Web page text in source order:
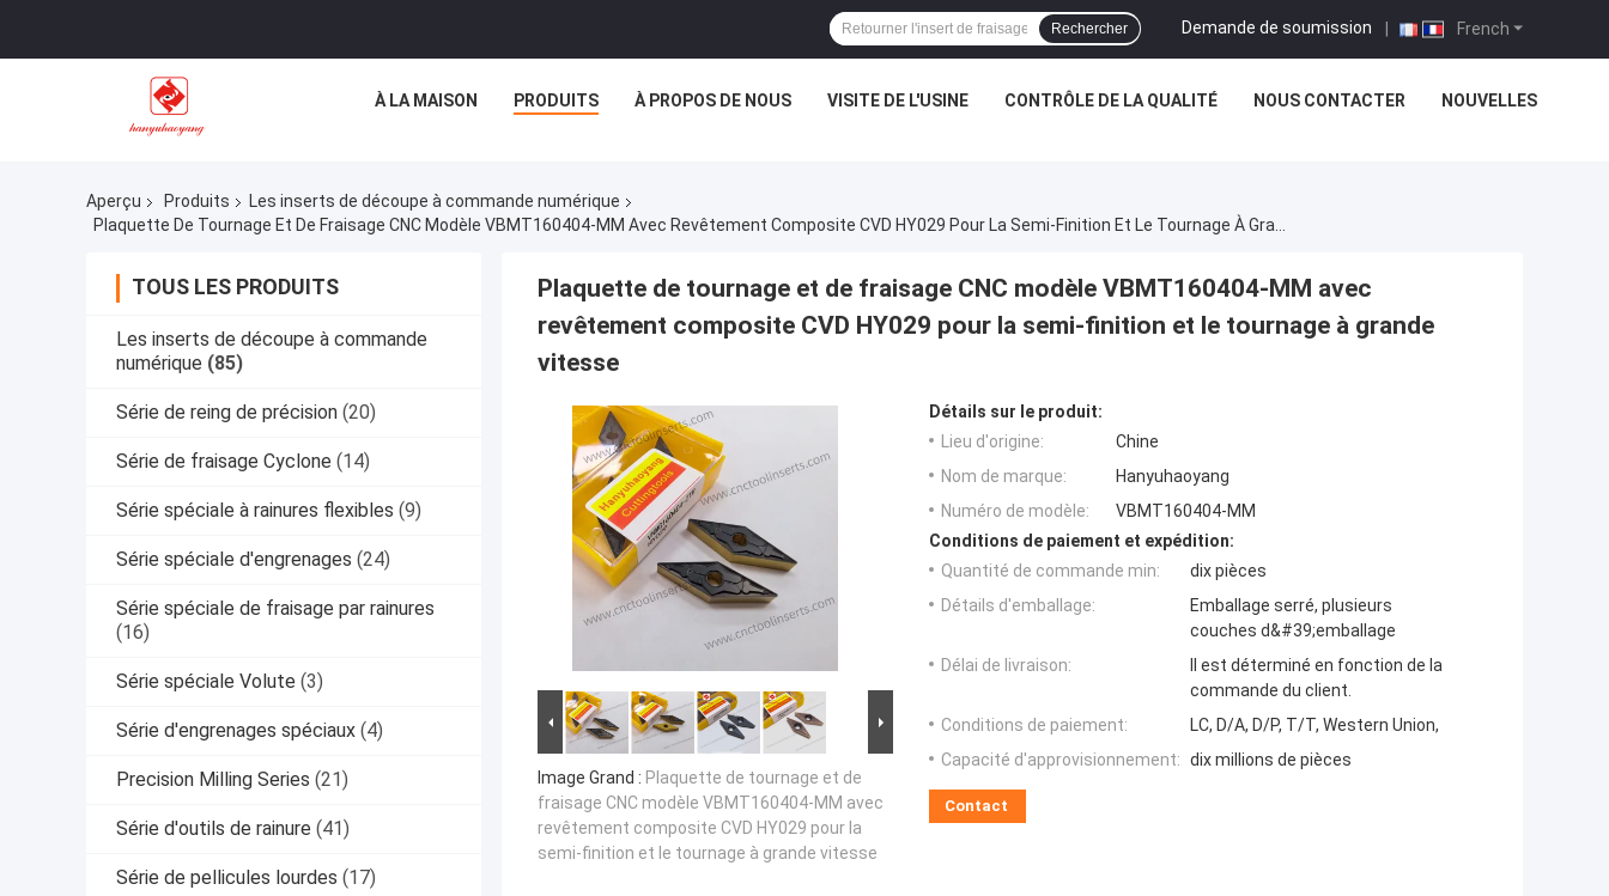
French
Demande de soumission |
Rechercher
À LA MAISON PRODUITS À PROPOS DE NOUS VISITE DE L'USINE CONTRÔLE DE LA QUALITÉ NOUS CONTACTER NOUVELLES
Aperçu Produits
Les inserts de découpe à commande numérique
TOUS LES PRODUITS
Les inserts de découpe à commande
numérique (85)
Série de reing de précision (20)
Série de fraisage Cyclone (14)
Série spéciale à rainures flexibles (9)
Série spéciale d'engrenages (24)
Série spéciale de fraisage par rainures
(16)
Série spéciale Volute (3)
Série d'engrenages spéciaux (4)
Precision Milling Series (21)
Série d'outils de rainure (41)
Série de pellicules lourdes (17)
Plaquette de tournage et de fraisage CNC modèle VBMT160404-MM avec
revêtement composite CVD HY029 pour la semi-finition et le tournage à grande
vitesse
Image Grand : Plaquette de tournage et de
fraisage CNC modèle VBMT160404-MM avec
revêtement composite CVD HY029 pour la
semi-finition et le tournage à grande vitesse
Détails sur le produit:
Lieu d'origine:
Chine
Nom de marque:
Hanyuhaoyang
Numéro de modèle:
VBMT160404-MM
Conditions de paiement et expédition:
Quantité de commande min:
dix pièces
Détails d'emballage:
Emballage serré, plusieurs
couches d&#39;emballage
Délai de livraison:
Il est déterminé en fonction de la
commande du client.
Conditions de paiement:
LC, D/A, D/P, T/T, Western Union,
Capacité d'approvisionnement: dix millions de pièces
Contact